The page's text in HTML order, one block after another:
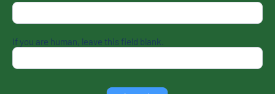
If you are human, leave this field blank.